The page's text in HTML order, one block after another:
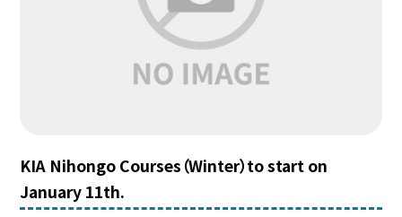
KIA Nihongo Courses（Winter）to start on
January 11th.